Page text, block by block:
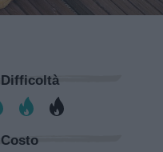
Difficoltà
Costo